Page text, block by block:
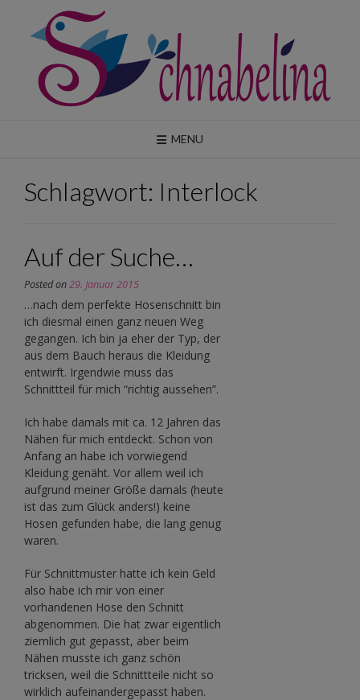
content
MENU
Schlagwort: Interlock
Auf der Suche…
Posted on29. Januar 2015
…nach dem perfekte Hosenschnitt bin
ich diesmal einen ganz neuen Weg
gegangen. Ich bin ja eher der Typ, der
aus dem Bauch heraus die Kleidung
entwirft. Irgendwie muss das
Schnittteil für mich “richtig aussehen”.
Ich habe damals mit ca. 12 Jahren das
Nähen für mich entdeckt. Schon von
Anfang an habe ich vorwiegend
Kleidung genäht. Vor allem weil ich
aufgrund meiner Größe damals (heute
ist das zum Glück anders!) keine
Hosen gefunden habe, die lang genug
waren.
Für Schnittmuster hatte ich kein Geld
also habe ich mir von einer
vorhandenen Hose den Schnitt
abgenommen. Die hat zwar eigentlich
ziemlich gut gepasst, aber beim
Nähen musste ich ganz schön
tricksen, weil die Schnittteile nicht so
wirklich aufeinandergepasst haben.